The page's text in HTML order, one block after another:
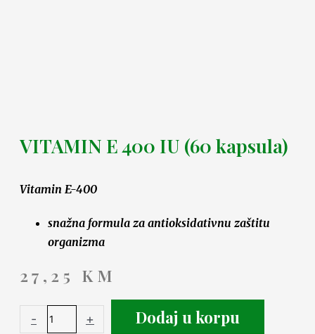
VITAMIN E 400 IU (60 kapsula)
Vitamin E-400
snažna formula za antioksidativnu zaštitu
organizma
27,25 KM
- + Dodaj u korpu